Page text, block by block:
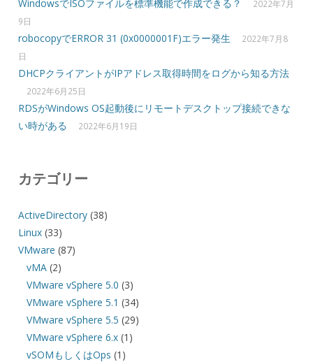
WindowsでISOファイルを標準機能で作成できる？
2022年7月
9日
robocopyでERROR 31 (0x0000001F)エラー発生
2022年7月8
日
DHCPクライアントがIPアドレス取得時間をログから知る方法
2022年6月25日
RDSがWindows OS起動後にリモートデスクトップ接続できな
い時がある
2022年6月19日
カテゴリー
ActiveDirectory(38)
Linux(33)
VMware (87)
vMA (2)
VMware vSphere 5.0 (3)
VMware vSphere 5.1 (34)
VMware vSphere 5.5 (29)
VMware vSphere 6.x (1)
vSOMもしくはOps (1)